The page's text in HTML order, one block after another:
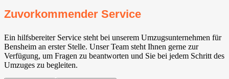
Zuvorkommender Service
Ein hilfsbereiter Service steht bei unserem Umzugsunternehmen für
Bensheim an erster Stelle. Unser Team steht Ihnen gerne zur
Verfügung, um Fragen zu beantworten und Sie bei jedem Schritt des
Umzuges zu begleiten.